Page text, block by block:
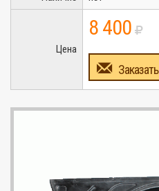
Цена
8 400
Заказать